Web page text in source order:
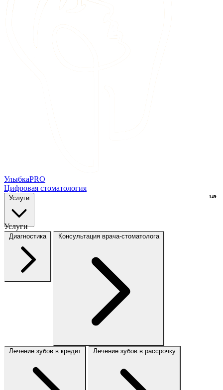
УлыбкаPRO
Цифровая стоматология
Услуги
Услуги
Диагностика Консультация врача-стоматолога
Лечение зубов в кредит Лечение зубов в рассрочку
9
149